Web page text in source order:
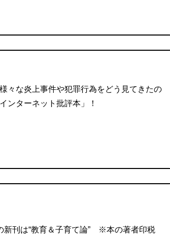
々な炎上事件や犯罪行為をどう見てきたの
ターネット批評本」！
新刊は“教育＆子育て論” ※本の著者印税